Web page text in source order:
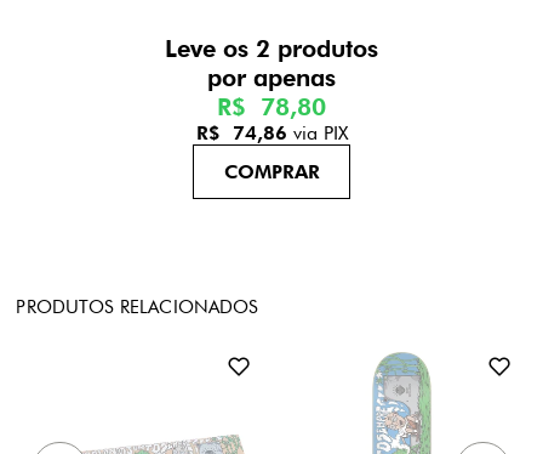
Leve os 2 produtos
R$ 78,80
R$ 74,86 via PIX
PRODUTOS RELACIONADOS